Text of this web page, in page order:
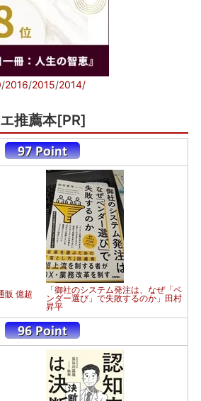
/2016/2015/2014/
推薦本[PR]
販 億超
「御社のシステム発注は、なぜ「ベ
ンダー選び」で失敗するのか」田村
昇平